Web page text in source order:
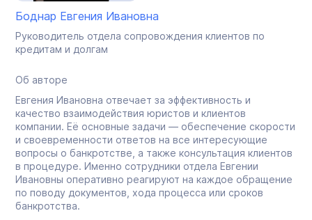
Боднар Евгения Ивановна
Руководитель отдела сопровождения клиентов по
кредитам и долгам
Об авторе
Евгения Ивановна отвечает за эффективность и
качество взаимодействия юристов и клиентов
компании. Её основные задачи — обеспечение скорости
и своевременности ответов на все интересующие
вопросы о банкротстве, а также консультация клиентов
в процедуре. Именно сотрудники отдела Евгении
Ивановны оперативно реагируют на каждое обращение
по поводу документов, хода процесса или сроков
банкротства.